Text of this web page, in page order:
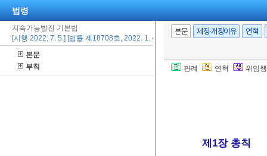
법령
지속가능발전 기본법
[시행 2022. 7. 5.] [법률 제18708호, 2022. 1. 4., 제정]
본문
부칙
본문 제정·개정이유 연혁
판례 연혁 위임
제1장 총칙